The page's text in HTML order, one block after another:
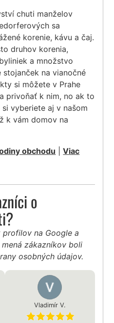
chuti manželov
sa
korenie, kávu a čaj.
druhov korenia,
a množstvo
na vianočné
si môžete v Prahe
privoňať k nim, no ak to
vyberiete aj v našom
k vám domov na
obchodu |Viac
o
profilov na Google a
zákazníkov boli
osobných údajov.
Vladimír V.